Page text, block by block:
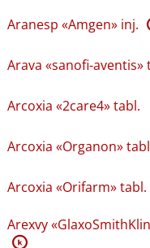
Aranesp «Amgen» inj.
Arava «sanofi-aventis»
Arcoxia «2care4» tabl.
Arcoxia «Organon»
Arcoxia «Orifarm» tabl.
Arexvy
K